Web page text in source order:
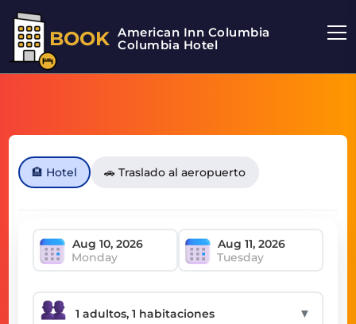
BOOK American Inn Columbia
Columbia Hotel
🏨 Hotel 🚗 Traslado al aeropuerto
Monday Tuesday
▼